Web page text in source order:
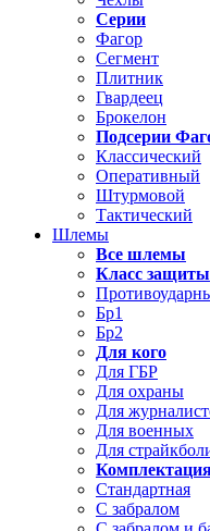
Серии
Фагор
Сегмент
Плитник
Гвардеец
Брокелон
Подсерии
Классический
Оперативный
Штурмовой
Тактический
Шлемы
Все шлемы
Класс защиты
Бр1
Бр2
Для кого
Для ГБР
Для охраны
Для
Для военных
Для
Стандартная
С забралом